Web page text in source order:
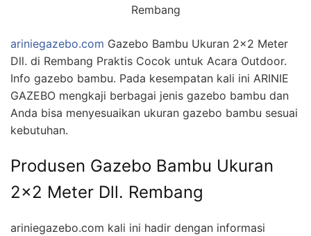
Rembang
ariniegazebo.com Gazebo Bambu Ukuran 2×2 Meter
Dll. di Rembang Praktis Cocok untuk Acara Outdoor.
Info gazebo bambu. Pada kesempatan kali ini ARINIE
GAZEBO mengkaji berbagai jenis gazebo bambu dan
Anda bisa menyesuaikan ukuran gazebo bambu sesuai
kebutuhan.
Produsen Gazebo Bambu Ukuran
2×2 Meter Dll. Rembang
ariniegazebo.com kali ini hadir dengan informasi